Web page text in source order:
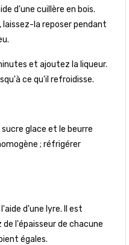
d'une cuillère en bois.
laissez-la reposer pendant
et ajoutez la liqueur.
ce qu'il refroidisse.
glace et le beurre
; réfrigérer
d'une lyre. Il est
l'épaisseur de chacune
égales.